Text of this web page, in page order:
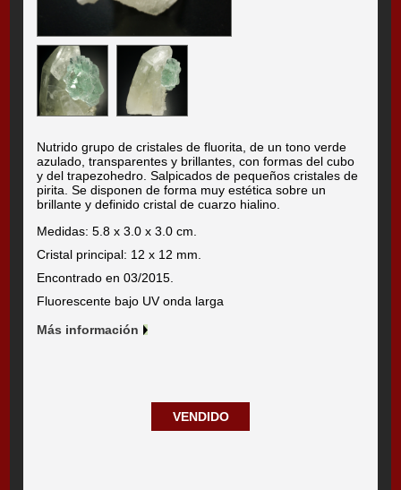
Nutrido grupo de cristales de fluorita, de un tono verde
azulado, transparentes y brillantes, con formas del cubo
y del trapezohedro. Salpicados de pequeños cristales de
pirita. Se disponen de forma muy estética sobre un
brillante y definido cristal de cuarzo hialino.
Medidas: 5.8 x 3.0 x 3.0 cm.
Cristal principal: 12 x 12 mm.
Encontrado en 03/2015.
Fluorescente bajo UV onda larga
Más información
VENDIDO